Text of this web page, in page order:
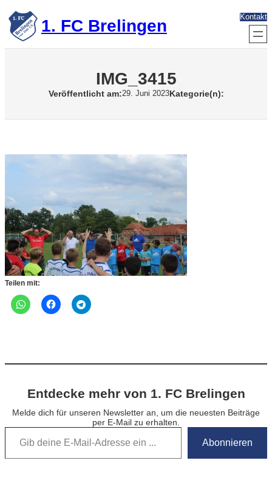
Zum
Inhalt
springen 1. FC Brelingen Kontakt
IMG_3415
Veröffentlicht am:29. Juni 2023Kategorie(n):
Teilen mit:
Entdecke mehr von 1. FC Brelingen
Melde dich für unseren Newsletter an, um die neuesten Beiträge
per E-Mail zu erhalten.
Gib deine E-Mail-Adresse ein …
Abonnieren